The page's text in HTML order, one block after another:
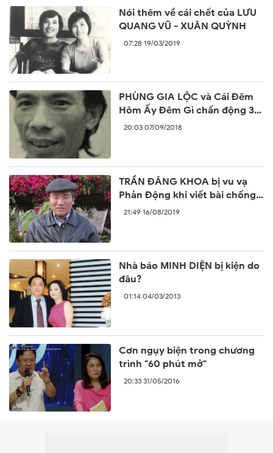
Nói thêm về cái chết của LƯU
QUANG VŨ - XUÂN QUỲNH
07:28 19/03/2019
PHÙNG GIA LỘC và Cái Đêm
Hôm Ấy Đêm Gì chấn động 30
năm trước
20:03 07/09/2018
TRẦN ĐĂNG KHOA bị vu vạ
Phản Động khi viết bài chống
lại sự ngang ngược của Trung
21:49 16/08/2019
Nhà báo MINH DIỆN bị kiện do
đâu?
01:14 04/03/2013
Cơn ngụy biện trong chương
trình "60 phút mở"
20:33 31/05/2016